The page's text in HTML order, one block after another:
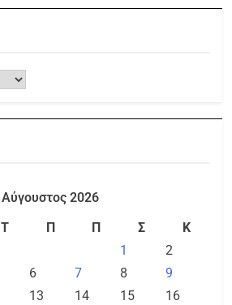
Αύγουστος 2026
Τ Π Π Σ
Κ
1
2
6 7 8
9
13 14 15
16